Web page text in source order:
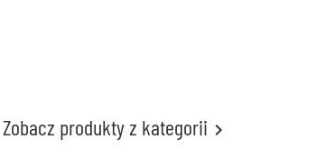
Zobacz produkty z kategorii 